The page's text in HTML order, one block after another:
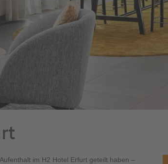
im H2 Hotel Erfurt geteilt haben –